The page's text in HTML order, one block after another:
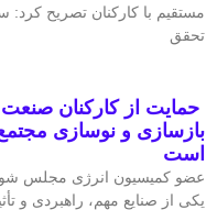
مستقیم با کارکنان تصریح کرد:
تحقق
حمایت از کارکنان
بازسازی و نوسازی
است
عضو کمیسیون انرژی مجلس
یکی از صنایع مهم، راهبردی و